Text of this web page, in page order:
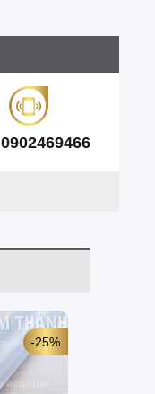
0902469466
-25%